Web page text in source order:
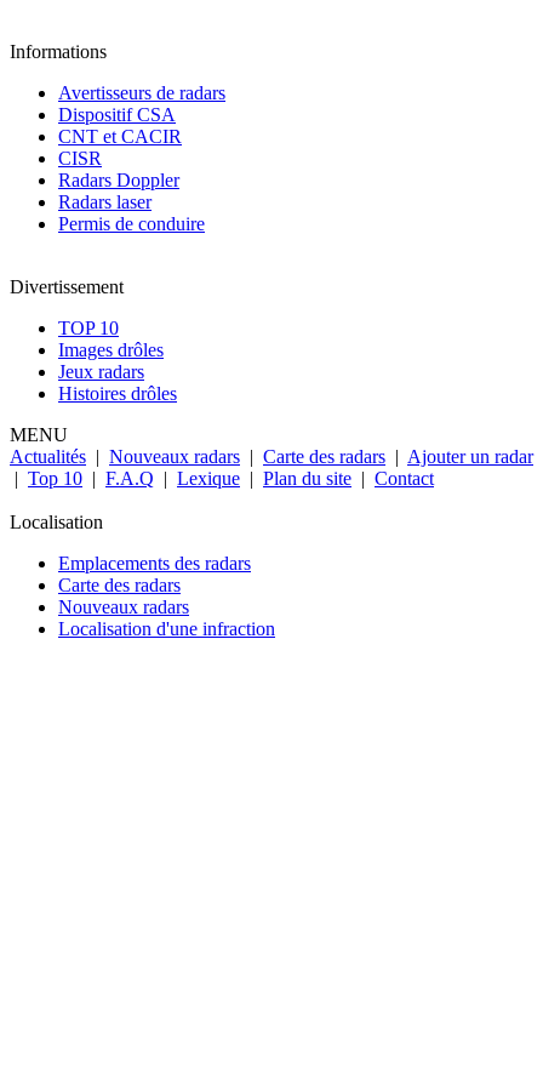
Informations
Avertisseurs de radars
Dispositif CSA
CNT et CACIR
CISR
Radars Doppler
Radars laser
Permis de conduire
Divertissement
TOP 10
Images drôles
Jeux radars
Histoires drôles
MENU
Actualités | Nouveaux radars | Carte des radars | Ajouter un radar
| Top 10 | F.A.Q | Lexique | Plan du site | Contact
Localisation
Emplacements des radars
Carte des radars
Nouveaux radars
Localisation d'une infraction